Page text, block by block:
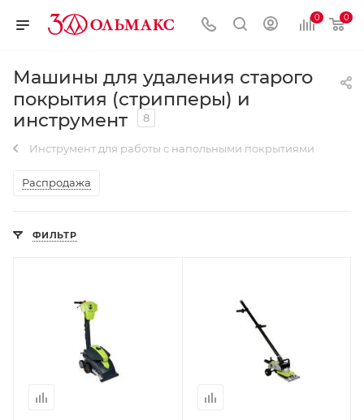
0 0
Машины для удаления старого
покрытия (стрипперы) и
инструмент
8
Инструмент для работы с напольными покрытиями
Распродажа
ФИЛЬТР